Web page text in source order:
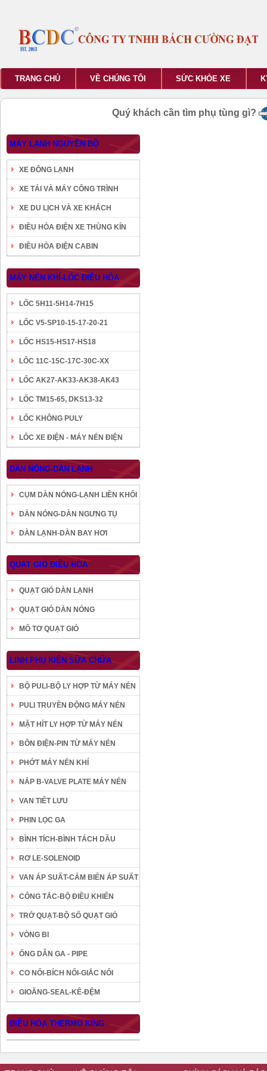
TRANG CHỦ VỀ CHÚNG TÔI SỨC KHỎE XE
Quý khách cần tìm phụ tùng gì?
MÁY LẠNH NGUYÊN BỘ
XE ĐÔNG LẠNH
XE TẢI VÀ MÁY CÔNG TRÌNH
XE DU LỊCH VÀ XE KHÁCH
ĐIỀU HÒA ĐIỆN XE THÙNG KÍN
ĐIỀU HÒA ĐIỆN CABIN
MÁY NÉN KHÍ-LỐC ĐIỀU HÒA
LỐC 5H11-5H14-7H15
LỐC V5-SP10-15-17-20-21
LỐC HS15-HS17-HS18
LỐC 11C-15C-17C-30C-XX
LỐC AK27-AK33-AK38-AK43
LỐC TM15-65, DKS13-32
LỐC KHÔNG PULY
LỐC XE ĐIỆN - MÁY NÉN ĐIỆN
DÀN NÓNG-DÀN LẠNH
CỤM DÀN NÓNG-LẠNH LIỀN KHỐI
DÀN NÓNG-DÀN NGƯNG TỤ
DÀN LẠNH-DÀN BAY HƠI
QUẠT GIÓ ĐIỀU HÒA
QUẠT GIÓ DÀN LẠNH
QUẠT GIÓ DÀN NÓNG
MÔ TƠ QUẠT GIÓ
LINH PHỤ KIỆN SỬA CHỮA
BỘ PULI-BỘ LY HỢP TỪ MÁY NÉN
PULI TRUYỀN ĐỘNG MÁY NÉN
MẶT HÍT LY HỢP TỪ MÁY NÉN
BÔN ĐIỆN-PIN TỪ MÁY NÉN
PHỚT MÁY NÉN KHÍ
NẮP B-VALVE PLATE MÁY NÉN
VAN TIẾT LƯU
PHIN LỌC GA
BÌNH TÍCH-BÌNH TÁCH DẦU
RƠ LE-SOLENOID
VAN ÁP SUẤT-CẢM BIẾN ÁP SUẤT
CÔNG TẮC-BỘ ĐIỀU KHIỂN
TRỞ QUẠT-BỘ SỐ QUẠT GIÓ
VÒNG BI
ỐNG DẪN GA - PIPE
CO NỐI-BÍCH NỐI-GIẮC NỐI
GIOĂNG-SEAL-KÊ-ĐỆM
ĐIỀU HÒA THERMO KING